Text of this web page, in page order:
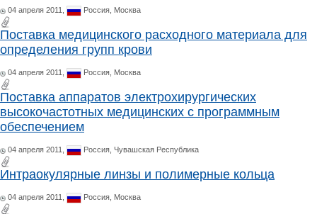
04 апреля 2011, Россия, Москва
Поставка медицинского расходного материала для
определения групп крови
04 апреля 2011, Россия, Москва
Поставка аппаратов электрохирургических
высокочастотных медицинских с программным
обеспечением
04 апреля 2011, Россия, Чувашская Республика
Интраокулярные линзы и полимерные кольца
04 апреля 2011, Россия, Москва